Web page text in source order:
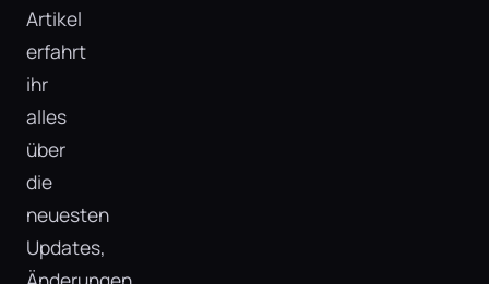
Artikel
erfahrt
ihr
alles
über
die
neuesten
Updates,